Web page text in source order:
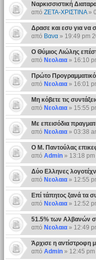
Ναρκισσιστική
από ΖΕΤΑ-ΧΡΙΣΤΙΝΑ»
Δρασε και εσυ για να
από Βανα» 19:49 pm
Ο Θύμιος Λιώλης
από Νεολαια» 16:10
Πρώτο
από Νεολαια» 16:01
Μη κόβετε τις
από Νεολαια» 15:55
Με επεισόδια
από Νεολαια» 03:38
Ο Μ. Παντούλας
από Admin» 13:18 pm
Δύο Ελληνες
από Νεολαια» 12:55
Επί τάπητος ξανά τα
από Νεολαια» 12:52
51.5% των Αλβανών
από Νεολαια» 12:49
Άρχισε η αντίστροφη
από Admin» 12:45 pm